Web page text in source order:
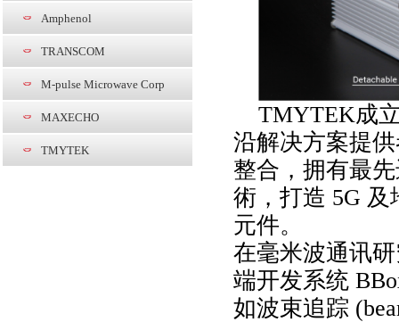
Amphenol
TRANSCOM
M-pulse Microwave Corp
MAXECHO
TMYTEK
TMYTEK成
沿解决方案提
整合，拥有最先
術，打造 5G
元件。
在毫米波通讯
端开发系统
如波束追踪